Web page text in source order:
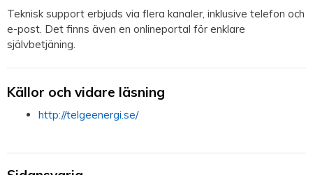
Teknisk support erbjuds via flera kanaler, inklusive telefon och
e-post. Det finns även en onlineportal för enklare
självbetjäning.
Källor och vidare läsning
http://telgeenergi.se/